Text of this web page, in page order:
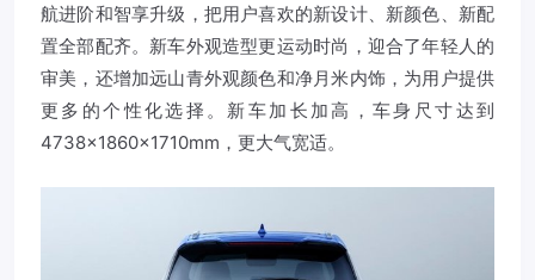
航进阶和智享升级，把用户喜欢的新设计、新颜色、新配
置全部配齐。新车外观造型更运动时尚，迎合了年轻人的
审美，还增加远山青外观颜色和净月米内饰，为用户提供
更多的个性化选择。新车加长加高，车身尺寸达到
4738×1860×1710mm，更大气宽适。